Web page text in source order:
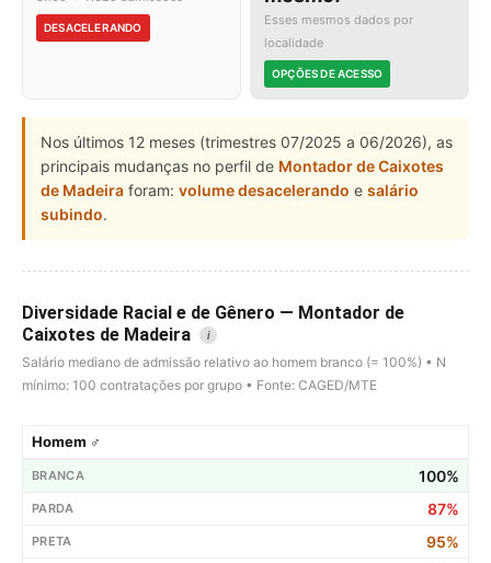
DESACELERANDO
Esses mesmos dados por
localidade
OPÇÕES DE ACESSO
Nos últimos 12 meses (trimestres 07/2025 a 06/2026), as
principais mudanças no perfil de Montador de Caixotes
de Madeira foram: volume desacelerando e salário
subindo.
Diversidade Racial e de Gênero — Montador de
Caixotes de Madeira
i
Salário mediano de admissão relativo ao homem branco (= 100%) • N
mínimo: 100 contratações por grupo • Fonte: CAGED/MTE
Homem ♂
100%
87%
95%